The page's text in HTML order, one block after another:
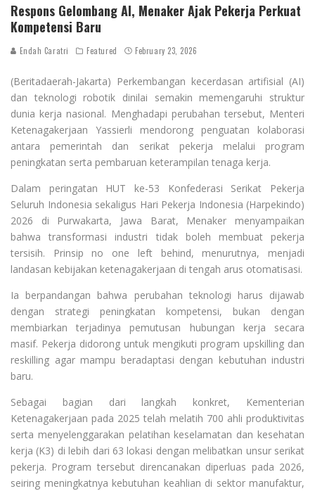
Respons Gelombang AI, Menaker Ajak Pekerja Perkuat
Kompetensi Baru
Endah Caratri Featured February 23, 2026
(Beritadaerah-Jakarta) Perkembangan kecerdasan artifisial (AI)
dan teknologi robotik dinilai semakin memengaruhi struktur
dunia kerja nasional. Menghadapi perubahan tersebut, Menteri
Ketenagakerjaan Yassierli mendorong penguatan kolaborasi
antara pemerintah dan serikat pekerja melalui program
peningkatan serta pembaruan keterampilan tenaga kerja.
Dalam peringatan HUT ke-53 Konfederasi Serikat Pekerja
Seluruh Indonesia sekaligus Hari Pekerja Indonesia (Harpekindo)
2026 di Purwakarta, Jawa Barat, Menaker menyampaikan
bahwa transformasi industri tidak boleh membuat pekerja
tersisih. Prinsip no one left behind, menurutnya, menjadi
landasan kebijakan ketenagakerjaan di tengah arus otomatisasi.
Ia berpandangan bahwa perubahan teknologi harus dijawab
dengan strategi peningkatan kompetensi, bukan dengan
membiarkan terjadinya pemutusan hubungan kerja secara
masif. Pekerja didorong untuk mengikuti program upskilling dan
reskilling agar mampu beradaptasi dengan kebutuhan industri
baru.
Sebagai bagian dari langkah konkret, Kementerian
Ketenagakerjaan pada 2025 telah melatih 700 ahli produktivitas
serta menyelenggarakan pelatihan keselamatan dan kesehatan
kerja (K3) di lebih dari 63 lokasi dengan melibatkan unsur serikat
pekerja. Program tersebut direncanakan diperluas pada 2026,
seiring meningkatnya kebutuhan keahlian di sektor manufaktur,